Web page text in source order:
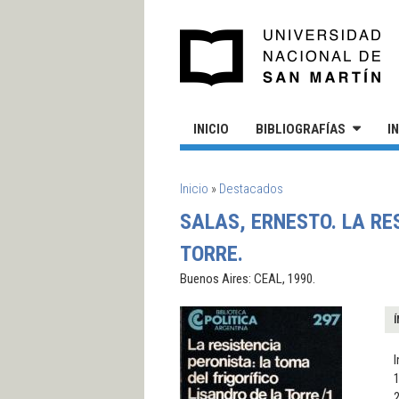
INICIO BIBLIOGRAFÍAS
SE ENCUENTRA USTED AQUÍ
Inicio » Destacados
SALAS, ERNESTO. LA
TORRE.
Buenos Aires: CEAL, 1990.